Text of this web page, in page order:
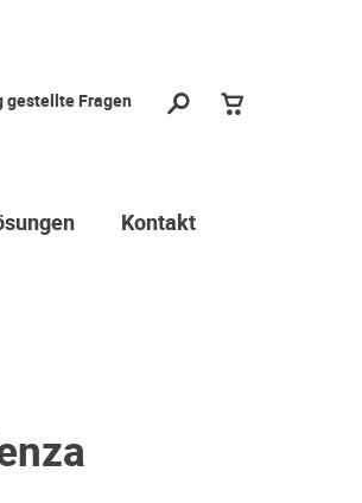
gestellte Fragen
Kontakt